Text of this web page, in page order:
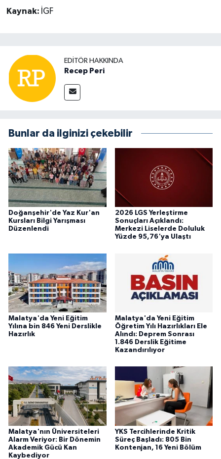
Kaynak: İGF
EDITÖR HAKKINDA
Recep Peri
Bunlar da ilginizi çekebilir
Doğanşehir'de Yaz Kur'an
Kursları Bilgi Yarışması
Düzenlendi
2026 LGS Yerleştirme
Sonuçları Açıklandı:
Merkezi Liselerde Doluluk
Yüzde 95,76'ya Ulaştı
Malatya'da Yeni Eğitim
Yılına bin 846 Yeni Derslikle
Hazırlık
Malatya'da Yeni Eğitim
Öğretim Yılı Hazırlıkları Ele
Alındı: Deprem Sonrası
1.846 Derslik Eğitime
Kazandırılıyor
Malatya'nın Üniversiteleri
Alarm Veriyor: Bir Dönemin
Akademik Gücü Kan
Kaybediyor
YKS Tercihlerinde Kritik
Süreç Başladı: 805 Bin
Kontenjan, 16 Yeni Bölüm